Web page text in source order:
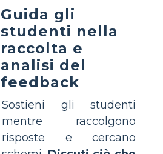
Guida gli
studenti nella
raccolta e
analisi del
feedback
Sostieni gli studenti
mentre raccolgono
risposte e cercano